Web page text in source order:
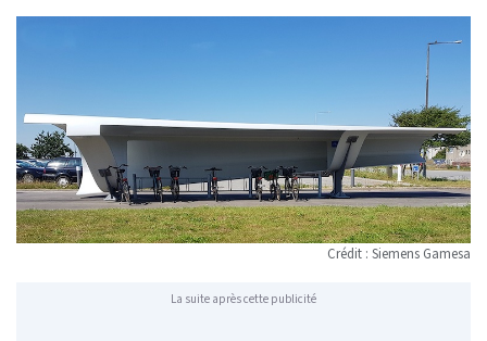
Crédit : Siemens Gamesa
La suite après cette publicité